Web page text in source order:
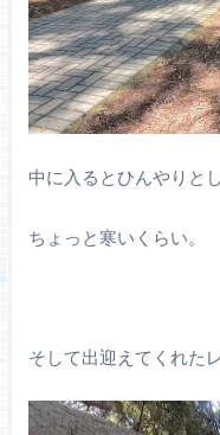
中に入るとひんやりと
ちょっと寒いくらい。
そして出迎えてくれた